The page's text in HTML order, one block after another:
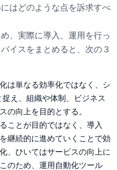
はどのような点を訴求すべ
、実際に導入、運用を行っ
イスをまとめると、次の３
は単なる効率化ではなく、シ
え、組織や体制、ビジネス
の向上を目的とする。
ことが目的ではなく、導入
継続的に進めていくことで効
、ひいてはサービスの向上に
のため、運用自動化ツール